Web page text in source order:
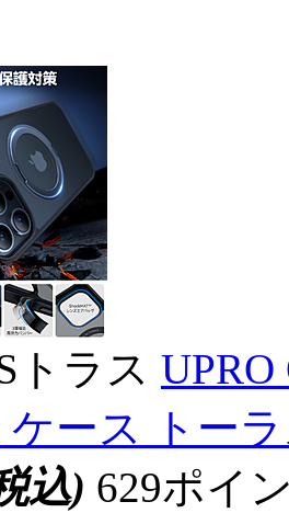
トラス UPRO
ケース トー
込) 629ポイ